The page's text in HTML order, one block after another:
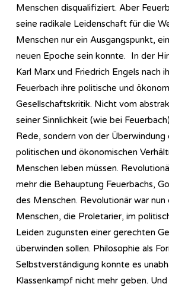
Menschen disqualifiziert. Aber
seine radikale Leidenschaft für die
Menschen nur ein Ausgangspunkt,
neuen Epoche sein konnte. In der
Karl Marx und Friedrich Engels nach
Feuerbach ihre politische und
Gesellschaftskritik. Nicht vom
seiner Sinnlichkeit (wie bei
Rede, sondern von der
politischen und ökonomischen
Menschen leben müssen.
mehr die Behauptung Feuerbachs,
des Menschen. Revolutionär war nun
Menschen, die Proletarier, im
Leiden zugunsten einer gerechten
überwinden sollen. Philosophie als
Selbstverständigung konnte es
Klassenkampf nicht mehr geben.